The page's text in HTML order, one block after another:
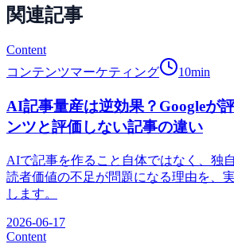
関連記事
Content
コンテンツマーケティング
10min
AI記事量産は逆効果？Googleが
ンツと評価しない記事の違い
AIで記事を作ること自体ではなく、独
読者価値の不足が問題になる理由を、
します。
2026-06-17
Content